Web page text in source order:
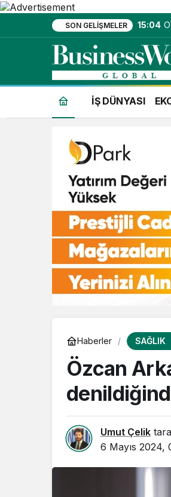
SON GELIŞMELER 15:04
İŞ DÜNYASI
Haberler SAĞLIK
Özcan
Umut Çelik
6 Mayıs 2024,